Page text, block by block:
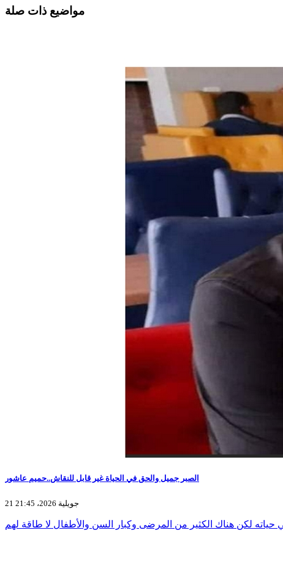
مواضيع ذات صلة
الصبر جميل والحق في الحياة غير قابل للنقاش..حميم عاشور
21 جويلية 2026، 21:45